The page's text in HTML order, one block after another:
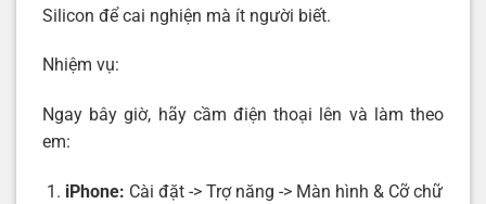
Silicon để cai nghiện mà ít người biết.
Nhiệm vụ:
Ngay bây giờ, hãy cầm điện thoại lên và làm theo
em:
iPhone: Cài đặt -> Trợ năng -> Màn hình & Cỡ chữ